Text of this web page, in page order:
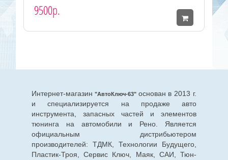
9500р.
Интернет-магазин "АвтоКлюч-63" основан в 2013 г.
и специализируется на продаже авто
инструмента, запасных частей и элементов
тюнинга на автомобили и Рено. Является
официальным дистрибьютером
производителей: ТДМК, Технологии Будущего,
Пластик-Троя, Сервис Ключ, Маяк, САИ, Тюн-